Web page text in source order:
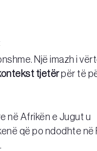
Një imazh i
tjetërpër të
në Afrikën e Jugut u
që po ndodhte në